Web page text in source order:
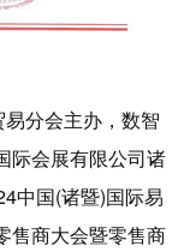
分会主办，数智
际会展有限公司诸
中国(诸暨)国际易
售商大会暨零售商